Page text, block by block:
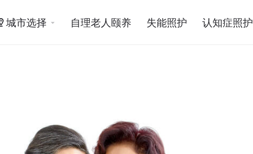
城市选择 自理老人颐养 失能照护 认知症照护